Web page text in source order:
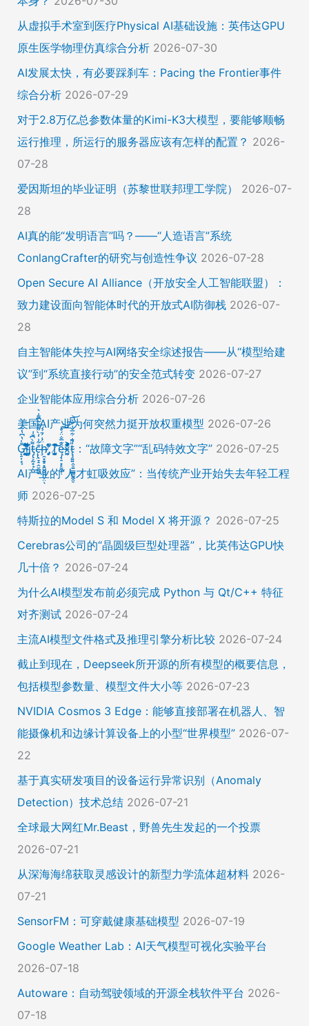
从虚拟手术室到医疗Physical AI基础设施：英伟达GPU
原生医学物理仿真综合分析 2026-07-30
AI发展太快，有必要踩刹车：Pacing the Frontier事件
综合分析 2026-07-29
对于2.8万亿总参数体量的Kimi-K3大模型，要能够顺畅
运行推理，所运行的服务器应该有怎样的配置？ 2026-
07-28
爱因斯坦的毕业证明（苏黎世联邦理工学院）
2026-07-
28
AI真的能“发明语言”吗？——“人造语言”系统
ConlangCrafter的研究与创造性争议 2026-07-28
Open Secure AI Alliance（开放安全人工智能联盟）：
致力建设面向智能体时代的开放式AI防御栈 2026-07-
28
自主智能体失控与AI网络安全综述报告——从“模型给建
议”到“系统直接行动”的安全范式转变 2026-07-27
企业智能体应用综合分析 2026-07-26
美国AI产业为何突然力挺开放权重模型 2026-07-26
Ḡ̵̨̠͎̘͕̍̔͆̔͋͑͠ļ̸͍͈͉̞̊̑̃̉̔̍̾̈̚į̵̡̙̯͇̲̱̯̱̒͂͋̄t̴̡̢͕̰̟̙͌̀͆̐͑c̶̨̢̤̞̠̭̮̳̼̠̄͋͗̒̀̋͂͌̃͆͌͑͛ḩ̶̯͙̱̥̟̱̘͖̱̤͕̤̈́͑́̄̉́ͅ ̸̡̡̛̜̣̝̓̀͛̇̂̚T̸̗̞̰̪̤̭͙̹͆̽̌̀̾͝͝ę̴̡̣̠͙̙̱̼̬̣̑͊̅̐̈́̊͠͝͠x̴̪̫͎̓͗͐̃̄̐̀͋͛͐t̴̢̧͍͍̭̠͍̳͚̫̼̭̠̎̋͑͋̅̌͑̌̏͆͘̚͝：“故障文字”“乱码特效文字” 2026-07-25
AI产业的“人才虹吸效应”：当传统产业开始失去年轻工程
师 2026-07-25
特斯拉的Model S 和 Model X 将开源？ 2026-07-25
Cerebras公司的“晶圆级巨型处理器”，比英伟达GPU快
几十倍？ 2026-07-24
为什么AI模型发布前必须完成 Python 与 Qt/C++ 特征
对齐测试 2026-07-24
主流AI模型文件格式及推理引擎分析比较 2026-07-24
截止到现在，Deepseek所开源的所有模型的概要信息，
包括模型参数量、模型文件大小等 2026-07-23
NVIDIA Cosmos 3 Edge：能够直接部署在机器人、智
能摄像机和边缘计算设备上的小型“世界模型” 2026-07-
22
基于真实研发项目的设备运行异常识别（Anomaly
Detection）技术总结 2026-07-21
全球最大网红Mr.Beast，野兽先生发起的一个投票
2026-07-21
从深海海绵获取灵感设计的新型力学流体超材料 2026-
07-21
SensorFM：可穿戴健康基础模型 2026-07-19
Google Weather Lab：AI天气模型可视化实验平台
2026-07-18
Autoware：自动驾驶领域的开源全栈软件平台 2026-
07-18